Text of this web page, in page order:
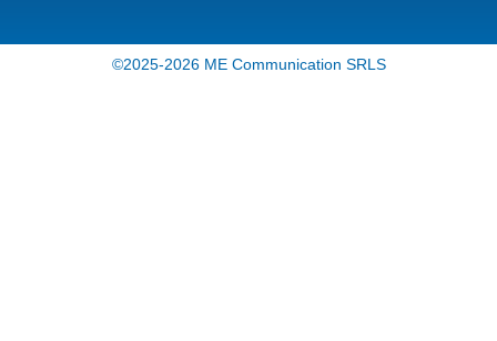
©2025-2026 ME Communication SRLS